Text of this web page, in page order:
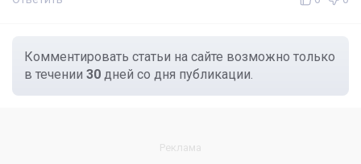
Комментировать статьи на сайте возможно только
в течении 30 дней со дня публикации.